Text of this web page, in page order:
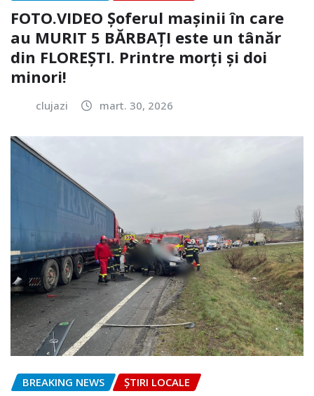
FOTO.VIDEO Șoferul mașinii în care
au MURIT 5 BĂRBAȚI este un tânăr
din FLOREȘTI. Printre morți și doi
minori!
clujazi mart. 30, 2026
BREAKING NEWS ȘTIRI LOCALE